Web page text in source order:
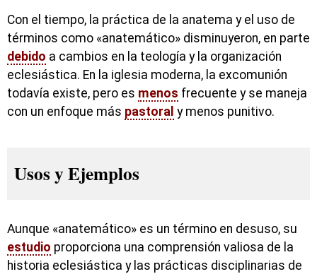
Con el tiempo, la práctica de la anatema y el uso de
términos como «anatemático» disminuyeron, en parte
debido a cambios en la teología y la organización
eclesiástica. En la iglesia moderna, la excomunión
todavía existe, pero es menos frecuente y se maneja
con un enfoque más pastoral y menos punitivo.
Usos y Ejemplos
Aunque «anatemático» es un término en desuso, su
estudio proporciona una comprensión valiosa de la
historia eclesiástica y las prácticas disciplinarias de